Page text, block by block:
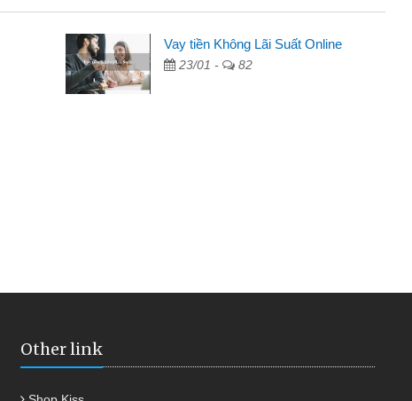
Vay tiền Không Lãi Suất Online
23/01 - 82
Other link